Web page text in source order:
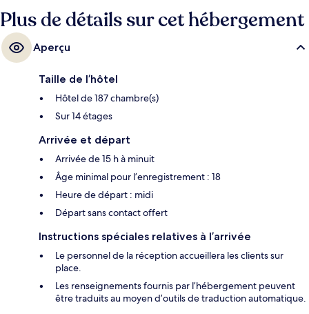
proximité : National Museum Station est à seulement 10 minutes à pied.
Plus de détails sur cet hébergement
Aperçu
Taille de l’hôtel
Hôtel de 187 chambre(s)
Sur 14 étages
Arrivée et départ
Arrivée de 15 h à minuit
Âge minimal pour l’enregistrement : 18
Heure de départ : midi
Départ sans contact offert
Instructions spéciales relatives à l’arrivée
Le personnel de la réception accueillera les clients sur
place.
Les renseignements fournis par l’hébergement peuvent
être traduits au moyen d’outils de traduction automatique.